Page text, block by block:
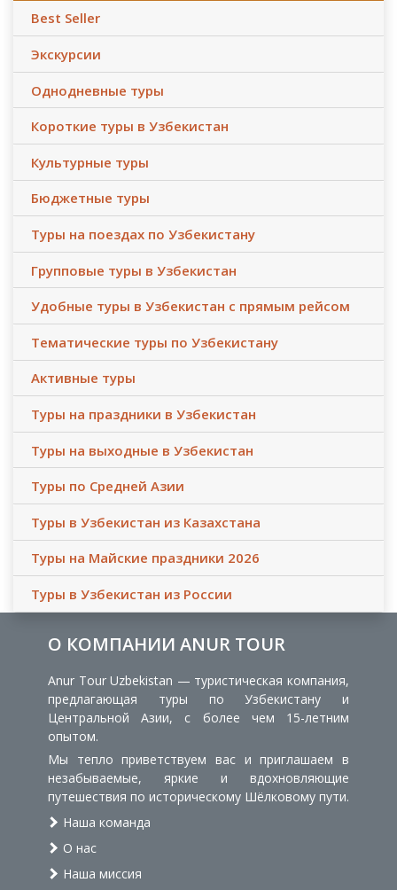
Best Seller
Экскурсии
Однодневные туры
Короткие туры в Узбекистан
Культурные туры
Бюджетные туры
Туры на поездах по Узбекистану
Групповые туры в Узбекистан
Удобные туры в Узбекистан с прямым рейсом
Тематические туры по Узбекистану
Активные туры
Туры на праздники в Узбекистан
Туры на выходные в Узбекистан
Туры по Средней Азии
Туры в Узбекистан из Казахстана
Туры на Майские праздники 2026
Туры в Узбекистан из России
О КОМПАНИИ ANUR TOUR
Anur Tour Uzbekistan — туристическая компания,
предлагающая туры по Узбекистану и
Центральной Азии, с более чем 15-летним
опытом.
Мы тепло приветствуем вас и приглашаем в
незабываемые, яркие и вдохновляющие
путешествия по историческому Шёлковому пути.
Наша команда
О нас
Наша миссия